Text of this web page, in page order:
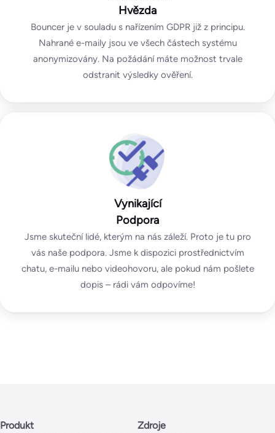
Hvězda
Bouncer je v souladu s nařízením GDPR již z principu.
Nahrané e-maily jsou ve všech částech systému
anonymizovány. Na požádání máte možnost trvale
odstranit výsledky ověření.
Vynikající
Podpora
Jsme skuteční lidé, kterým na nás záleží. Proto je tu pro
vás naše podpora. Jsme k dispozici prostřednictvím
chatu, e-mailu nebo videohovoru, ale pokud nám pošlete
dopis – rádi vám odpovíme!
Produkt Zdroje